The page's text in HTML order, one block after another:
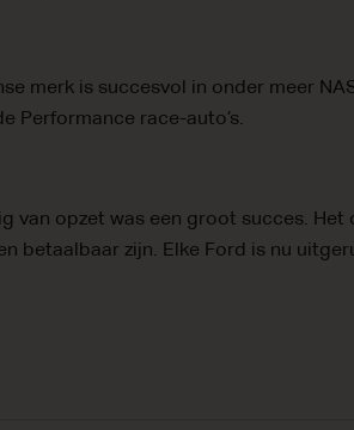
merk is succesvol in onder meer
Performance race-auto’s.
van opzet was een groot succes.
betaalbaar zijn. Elke Ford is nu